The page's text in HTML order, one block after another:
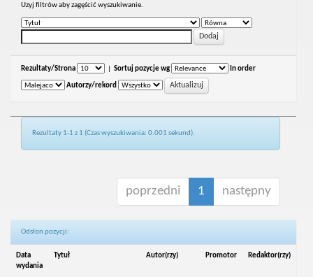
Uzyj filtrów aby zagęścić wyszukiwanie.
Rezultaty/Strona Sortuj pozycje wg In order
Autorzy/rekord
Rezultaty 1-1 z 1 (Czas wyszukiwania: 0.001 sekund).
poprzedni 1 następny
Odsłon pozycji:
Data
wydania
Tytuł Autor(rzy) Promotor Redaktor(rzy)